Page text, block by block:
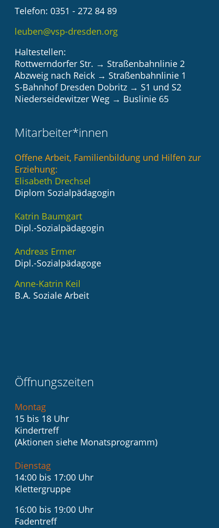
Telefon: 0351 - 272 84 89
leuben@vsp-dresden.org
Haltestellen:
Rottwerndorfer Str. → Straßenbahnlinie 2
Abzweig nach Reick → Straßenbahnlinie 1
S-Bahnhof Dresden Dobritz → S1 und S2
Niederseidewitzer Weg → Buslinie 65
Mitarbeiter*innen
Offene Arbeit, Familienbildung und Hilfen zur
Erziehung:
Elisabeth Drechsel
Diplom Sozialpädagogin
Katrin Baumgart
Dipl.-Sozialpädagogin
Andreas Ermer
Dipl.-Sozialpädagoge
Anne-Katrin Keil
B.A. Soziale Arbeit
Öffnungszeiten
Montag
15 bis 18 Uhr
Kindertreff
(Aktionen siehe Monatsprogramm)
Dienstag
14:00 bis 17:00 Uhr
Klettergruppe
16:00 bis 19:00 Uhr
Fadentreff